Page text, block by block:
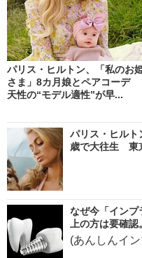
パリス・ヒルトン、「私のお
さま」8カ月娘とペアコーデ
天性の“モデル適性”が早...
パリス・ヒルト
歳で大往生 東
なぜ今「インプ
上の方は要確
(あんしんイ